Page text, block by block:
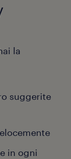
la
suggerite
in ogni